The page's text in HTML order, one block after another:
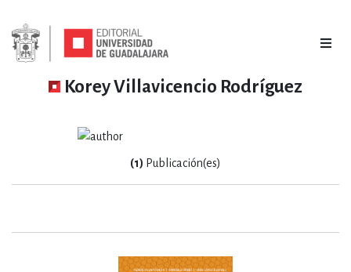
Korey Villavicencio Rodríguez
(1) Publicación(es)